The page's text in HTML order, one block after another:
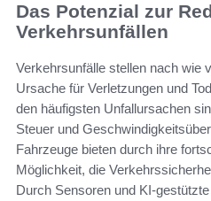
Das Potenzial zur
Verkehrsunfällen
Verkehrsunfälle stellen nach wie
Ursache für Verletzungen und
den häufigsten Unfallursachen
Steuer und
Fahrzeuge bieten durch ihre
Möglichkeit, die
Durch Sensoren und KI-